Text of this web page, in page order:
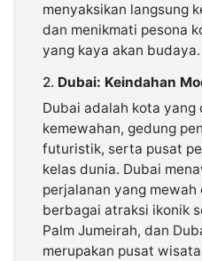
menyaksikan langsung
dan menikmati pesona
yang kaya akan budaya.
2. Dubai: Keindahan
Dubai adalah kota yang
kemewahan, gedung
futuristik, serta pusat
kelas dunia. Dubai
perjalanan yang
berbagai atraksi ikonik
Palm Jumeirah, dan
merupakan pusat